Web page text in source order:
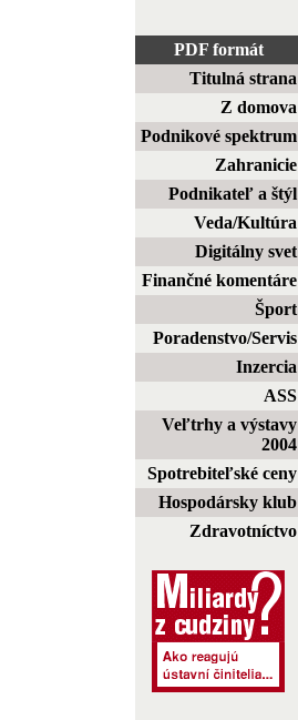
PDF formát
Titulná strana
Z domova
Podnikové spektrum
Zahranicie
Podnikateľ a štýl
Veda/Kultúra
Digitálny svet
Finančné komentáre
Šport
Poradenstvo/Servis
Inzercia
ASS
Veľtrhy a výstavy
2004
Spotrebiteľské ceny
Hospodársky klub
Zdravotníctvo